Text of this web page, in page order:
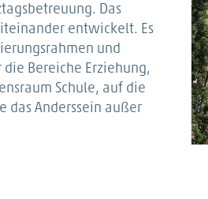
Das
entwickelt. Es
und
Bereiche Erziehung,
Schule, auf die
das Anderssein außer